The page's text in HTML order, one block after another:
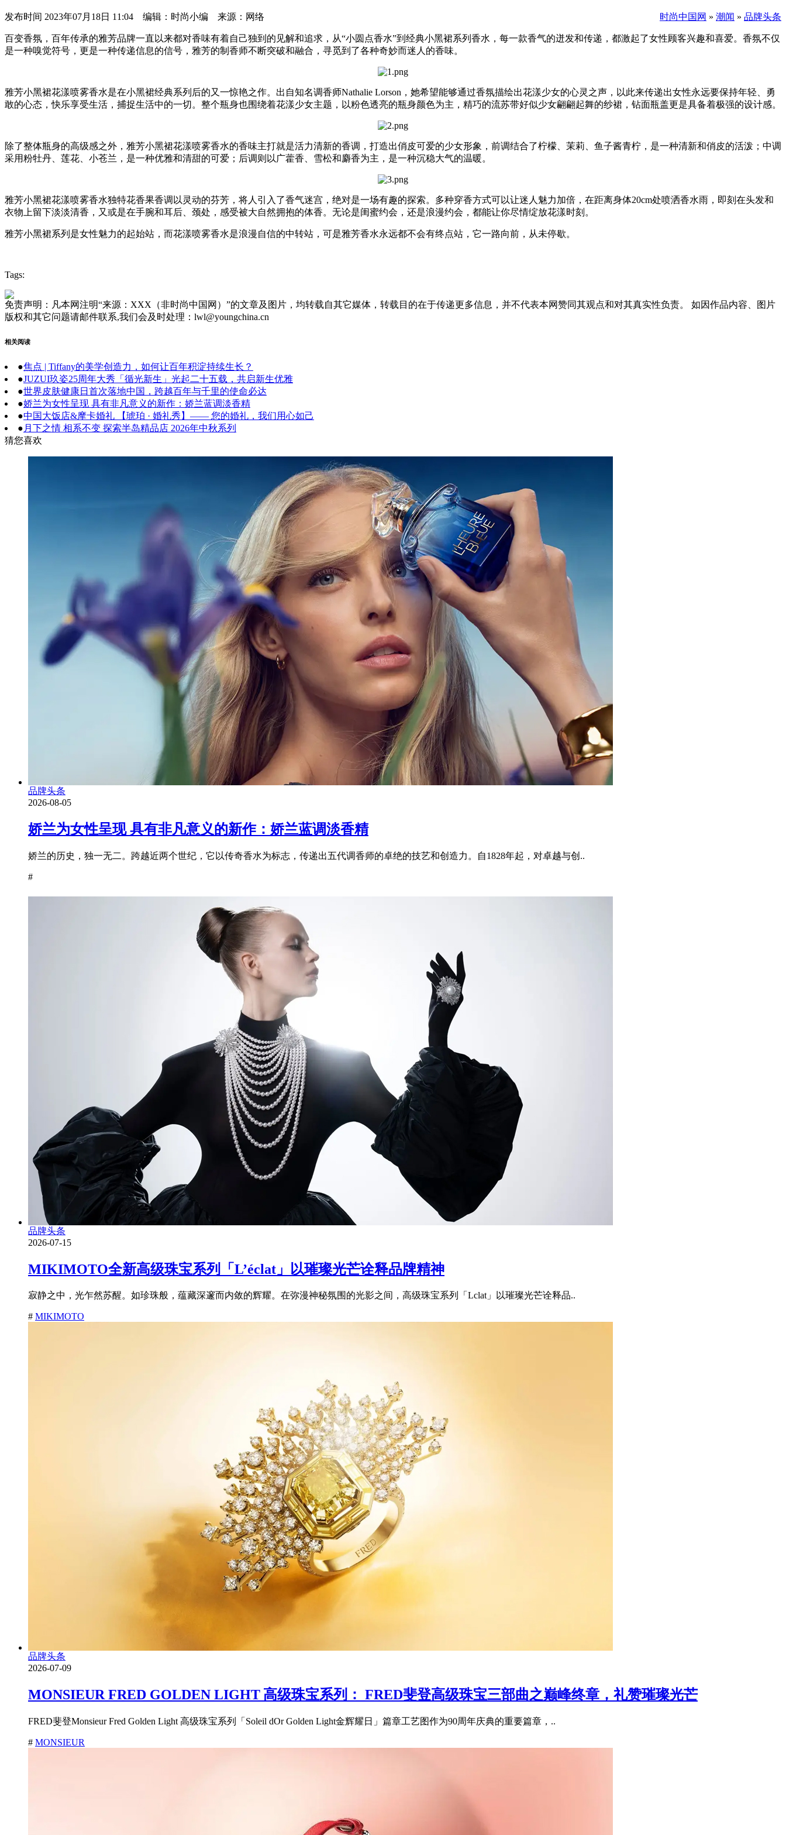
发布时间 2023年07月18日 11:04 编辑：时尚小编 来源：网络 时尚中国网 » 潮闻 » 品牌头条
百变香氛，百年传承的雅芳品牌一直以来都对香味有着自己独到的见解和追求，从“小圆点香水”到经典小黑裙系列香水，每一款香气的迸发和传递，都激起了女性顾客兴趣和喜爱。香氛不仅
是一种嗅觉符号，更是一种传递信息的信号，雅芳的制香师不断突破和融合，寻觅到了各种奇妙而迷人的香味。
雅芳小黑裙花漾喷雾香水是在小黑裙经典系列后的又一惊艳之作。出自知名调香师Nathalie Lorson，她希望能够通过香氛描绘出花漾少女的心灵之声，以此来传递出女性永远要保持年轻、勇
敢的心态，快乐享受生活，捕捉生活中的一切。整个瓶身也围绕着花漾少女主题，以粉色透亮的瓶身颜色为主，精巧的流苏带好似少女翩翩起舞的纱裙，钻面瓶盖更是具备着极强的设计感。
除了整体瓶身的高级感之外，雅芳小黑裙花漾喷雾香水的香味主打就是活力清新的香调，打造出俏皮可爱的少女形象，前调结合了柠檬、茉莉、鱼子酱青柠，是一种清新和俏皮的活泼；中调
采用粉牡丹、莲花、小苍兰，是一种优雅和清甜的可爱；后调则以广藿香、雪松和麝香为主，是一种沉稳大气的温暖。
雅芳小黑裙花漾喷雾香水独特花香果香调以灵动的芬芳，将人引入了香气迷宫，绝对是一场有趣的探索。多种穿香方式可以让迷人魅力加倍，在距离身体20cm处喷洒香水雨，即刻在头发和
衣物上留下淡淡清香，又或是在手腕和耳后、颈处，感受被大自然拥抱的体香。无论是闺蜜约会，还是浪漫约会，都能让你尽情绽放花漾时刻。
雅芳小黑裙系列是女性魅力的起始站，而花漾喷雾香水是浪漫自信的中转站，可是雅芳香水永远都不会有终点站，它一路向前，从未停歇。
Tags:
免责声明：凡本网注明“来源：XXX（非时尚中国网）”的文章及图片，均转载自其它媒体，转载目的在于传递更多信息，并不代表本网赞同其观点和对其真实性负责。 如因作品内容、图片
版权和其它问题请邮件联系,我们会及时处理：lwl@youngchina.cn
相关阅读
●焦点 | Tiffany的美学创造力，如何让百年积淀持续生长？
●JUZUI玖姿25周年大秀「循光新生」光起二十五载，共启新生优雅
●世界皮肤健康日首次落地中国，跨越百年与千里的使命必达
●娇兰为女性呈现 具有非凡意义的新作：娇兰蓝调淡香精
●中国大饭店&摩卡婚礼 【琥珀 · 婚礼秀】—— 您的婚礼，我们用心如己
● 月下之情 相系不变 探索半岛精品店 2026年中秋系列
猜您喜欢
品牌头条
2026-08-05
娇兰为女性呈现 具有非凡意义的新作：娇兰蓝调淡香精
娇兰的历史，独一无二。跨越近两个世纪，它以传奇香水为标志，传递出五代调香师的卓绝的技艺和创造力。自1828年起，对卓越与创..
#
品牌头条
2026-07-15
MIKIMOTO全新高级珠宝系列「L’éclat」以璀璨光芒诠释品牌精神
寂静之中，光乍然苏醒。如珍珠般，蕴藏深邃而内敛的辉耀。在弥漫神秘氛围的光影之间，高级珠宝系列「Lclat」以璀璨光芒诠释品..
# MIKIMOTO
品牌头条
2026-07-09
MONSIEUR FRED GOLDEN LIGHT 高级珠宝系列： FRED斐登高级珠宝三部曲之巅峰终章，礼赞璀璨光芒
FRED斐登Monsieur Fred Golden Light 高级珠宝系列「Soleil dOr Golden Light金辉耀日」篇章工艺图作为90周年庆典的重要篇章，..
# MONSIEUR